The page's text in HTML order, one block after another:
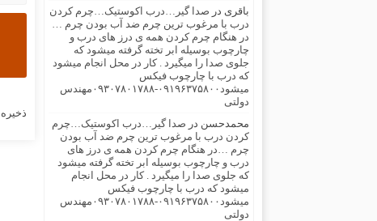
باقری در صدا گیر…درب اکوستیک…چرم کردن
درب با مرغوب ترین چرم ضد آب بودن چرم …
در هنگام چرم کردن همه ی درز های درب و
چارچوب بوسیله ابر تخته گرفته میشود که
جلوی صدا را میگیرد . کار در محل انجام میشود
که درب با چارچوب فیکس
میشود۰۹۱۹۶۳۷۵۸۰۰-۰۹۳۰۷۸۰۱۷۸۸مهندس
دولتی
محمدحسن در صدا گیر…درب اکوستیک…چرم
کردن درب با مرغوب ترین چرم ضد آب بودن
چرم …در هنگام چرم کردن همه ی درز های
درب و چارچوب بوسیله ابر تخته گرفته میشود
که جلوی صدا را میگیرد . کار در محل انجام
میشود که درب با چارچوب فیکس
میشود۰۹۱۹۶۳۷۵۸۰۰-۰۹۳۰۷۸۰۱۷۸۸مهندس
دولتی